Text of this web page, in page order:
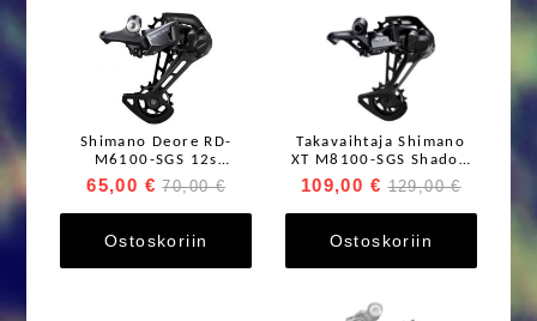
Shimano Deore RD-
M6100-SGS 12s
Takavaihtaja
65,00 € 70,00 €
Ostoskoriin
Takavaihtaja Shimano
XT M8100-SGS Shadow
RD+ Long 1x12s
109,00 € 129,00 €
Ostoskoriin